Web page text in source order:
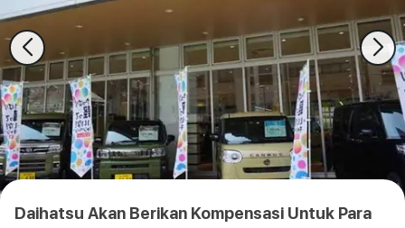
Daihatsu Akan Berikan Kompensasi Untuk Para